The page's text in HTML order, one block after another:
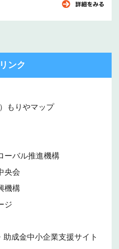
ンク
もりやマップ
ーバル推進機構
央会
機構
ジ
助成金中小企業支援サイト